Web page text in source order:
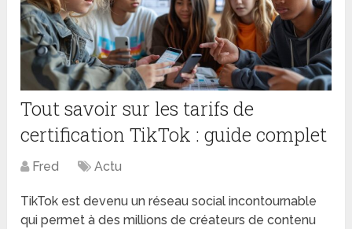
Tout savoir sur les tarifs de
certification TikTok : guide complet
Fred Actu
TikTok est devenu un réseau social incontournable
qui permet à des millions de créateurs de contenu